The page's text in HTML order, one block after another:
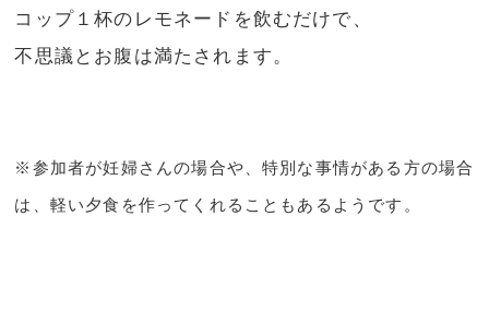
コップ１杯のレモネードを飲むだけで、
不思議とお腹は満たされます。
※参加者が妊婦さんの場合や、特別な事情がある方の場合
は、軽い夕食を作ってくれることもあるようです。